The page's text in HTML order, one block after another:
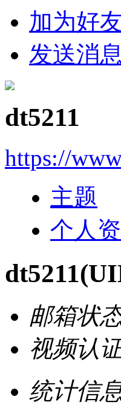
加为好
发送消息
dt5211
https://
主题
个人
dt5211
邮箱状
视频认
统计信